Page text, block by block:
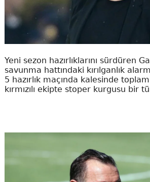
Yeni sezon hazırlıklarını sürdüren
savunma hattındaki kırılganlık
5 hazırlık maçında kalesinde
kırmızılı ekipte stoper kurgusu bir